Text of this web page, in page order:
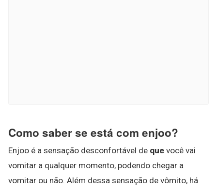
Como saber se está com enjoo?
Enjoo é a sensação desconfortável de que você vai
vomitar a qualquer momento, podendo chegar a
vomitar ou não. Além dessa sensação de vômito, há